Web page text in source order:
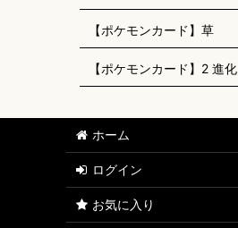
【ポケモンカード】草
【ポケモンカード】2 進化
ホーム
ログイン
お気に入り